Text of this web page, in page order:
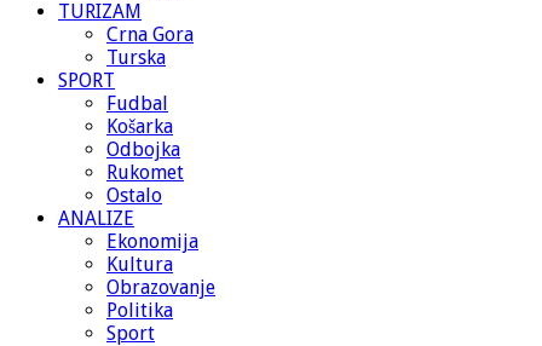
TURIZAM
Crna Gora
Turska
SPORT
Fudbal
Košarka
Odbojka
Rukomet
Ostalo
ANALIZE
Ekonomija
Kultura
Obrazovanje
Politika
Sport